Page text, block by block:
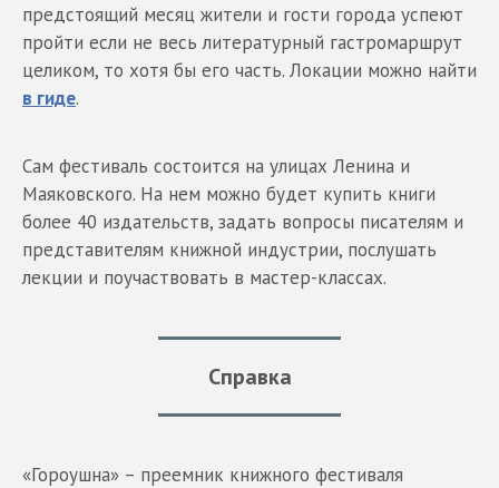
предстоящий месяц жители и гости города успеют
пройти если не весь литературный гастромаршрут
целиком, то хотя бы его часть. Локации можно найти
в гиде.
Сам фестиваль состоится на улицах Ленина и
Маяковского. На нем можно будет купить книги
более 40 издательств, задать вопросы писателям и
представителям книжной индустрии, послушать
лекции и поучаствовать в мастер-классах.
Справка
«Гороушна» – преемник книжного фестиваля